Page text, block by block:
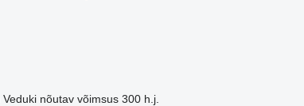
Veduki nõutav võimsus 300 h.j.